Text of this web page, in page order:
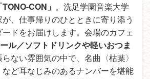
TONO-CON」 。洗足学園音楽大学
、仕事帰りのひとときに寄り添う
ドをお届けします。会場のカフェ
ル／ソフトドリンクや軽いおつま
ない雰囲気の中で、名曲〈枯葉〉
など耳なじみのあるナンバーを堪能